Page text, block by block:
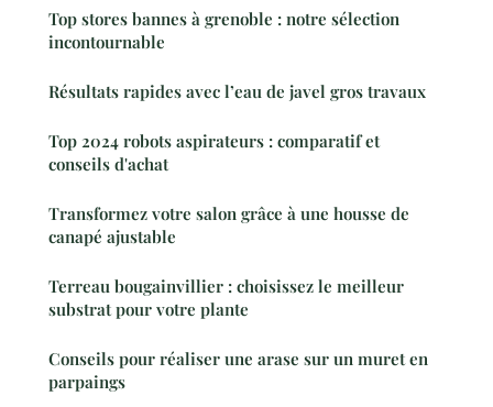
Top stores bannes à grenoble : notre sélection
incontournable
Résultats rapides avec l’eau de javel gros travaux
Top 2024 robots aspirateurs : comparatif et
conseils d'achat
Transformez votre salon grâce à une housse de
canapé ajustable
Terreau bougainvillier : choisissez le meilleur
substrat pour votre plante
Conseils pour réaliser une arase sur un muret en
parpaings